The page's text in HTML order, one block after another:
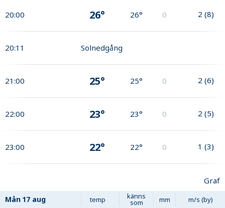
20:00 26° 26° 0 2 (8)
20:11 Solnedgång
21:00 25° 25° 0 2 (6)
22:00 23° 23° 0 2 (5)
23:00 22° 22° 0 1 (3)
Graf
Mån 17 aug temp känns
som mm m/s (by)